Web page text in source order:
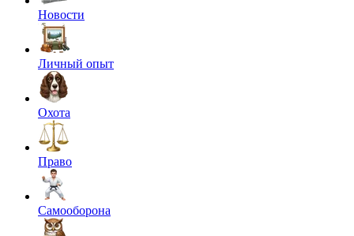
Новости
Личный опыт
Охота
Право
Самооборона